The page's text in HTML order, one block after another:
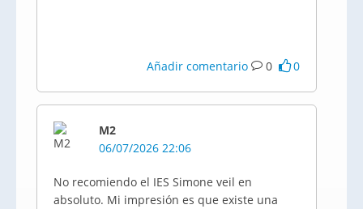
Añadir comentario 0 0
M2
06/07/2026 22:06
No recomiendo el IES Simone veil en
absoluto. Mi impresión es que existe una